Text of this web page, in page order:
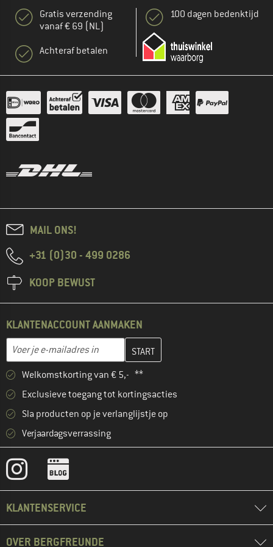
Gratis verzending
vanaf € 69 (NL)
Achteraf betalen
100 dagen bedenktijd
MAIL ONS!
+31 (0)30 - 499 0286
KOOP BEWUST
KLANTENACCOUNT AANMAKEN
Voer je e-mailadres in
Vul je e-mailadres hier in en maak in de volgende stap je
Welkomstkorting van € 5,- **
Exclusieve toegang tot kortingsacties
Sla producten op je verlanglijstje op
Verjaardagsverrassing
KLANTENSERVICE
OVER BERGFREUNDE